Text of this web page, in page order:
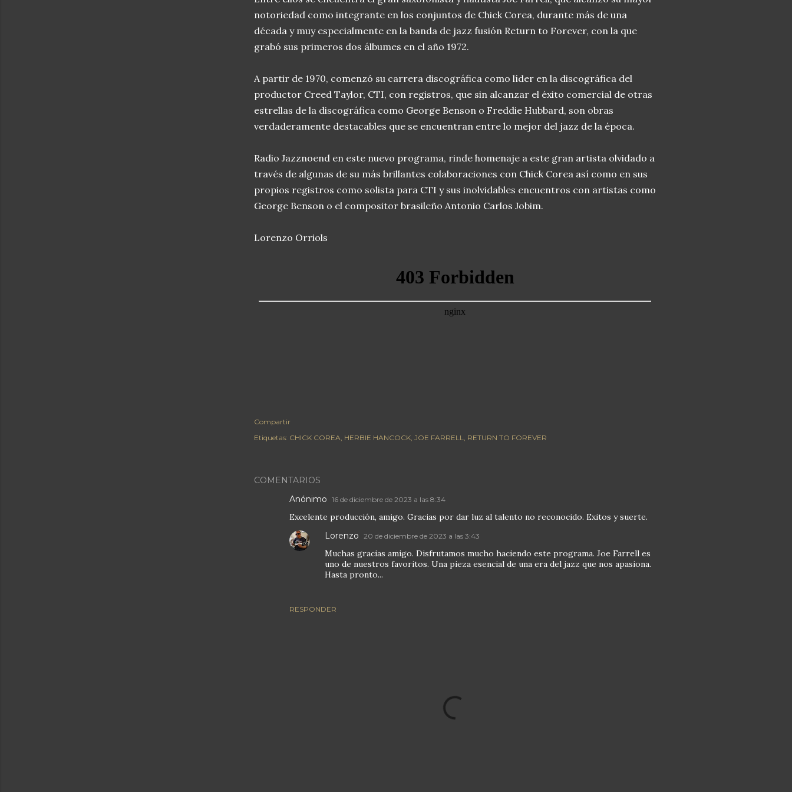
notoriedad como integrante en los conjuntos de Chick Corea, durante más de una
década y muy especialmente en la banda de jazz fusión Return to Forever, con la que
grabó sus primeros dos álbumes en el año 1972.
A partir de 1970, comenzó su carrera discográfica como líder en la discográfica del
productor Creed Taylor, CTI, con registros, que sin alcanzar el éxito comercial de otras
estrellas de la discográfica como George Benson o Freddie Hubbard, son obras
verdaderamente destacables que se encuentran entre lo mejor del jazz de la época.
Radio Jazznoend en este nuevo programa, rinde homenaje a este gran artista olvidado a
través de algunas de su más brillantes colaboraciones con Chick Corea así como en sus
propios registros como solista para CTI y sus inolvidables encuentros con artistas como
George Benson o el compositor brasileño Antonio Carlos Jobim.
Lorenzo Orriols
Compartir
Etiquetas: CHICK COREA HERBIE HANCOCK JOE FARRELL RETURN TO FOREVER
COMENTARIOS
Anónimo 16 de diciembre de 2023 a las 8:34
Excelente producción, amigo. Gracias por dar luz al talento no reconocido. Exitos y suerte.
RESPONDER
Lorenzo 20 de diciembre de 2023 a las 3:43
Muchas gracias amigo. Disfrutamos mucho haciendo este programa. Joe Farrell es
uno de nuestros favoritos. Una pieza esencial de una era del jazz que nos apasiona.
Hasta pronto...